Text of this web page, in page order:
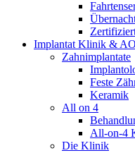
Implantat Klinik &
Zahnimplantate
Feste
Keramik
All on 4
All-on-4
Die Klinik